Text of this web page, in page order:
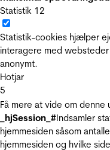
Statistik 12
Statistik-cookies hjælper
interagere med
anonymt.
Hotjar
5
Få mere at vide om denne
_hjSession_#Indsamler
hjemmesiden såsom
hjemmesiden og hvilke